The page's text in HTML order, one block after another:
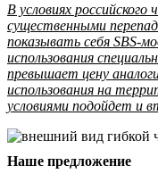
В условиях
существенными
показывать себя SBS-
использования
превышает цену
использования на
условиями подойдет и
Наше предложение